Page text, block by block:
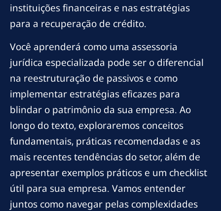
instituições financeiras e nas estratégias
para a recuperação de crédito.
Você aprenderá como uma assessoria
jurídica especializada pode ser o diferencial
na reestruturação de passivos e como
implementar estratégias eficazes para
blindar o patrimônio da sua empresa. Ao
longo do texto, exploraremos conceitos
fundamentais, práticas recomendadas e as
mais recentes tendências do setor, além de
apresentar exemplos práticos e um checklist
útil para sua empresa. Vamos entender
juntos como navegar pelas complexidades